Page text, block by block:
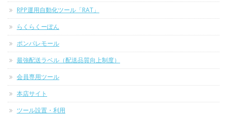
RPP運用自動化ツール「RAT」
らくらくーぽん
ポンパレモール
最強配送ラベル（配送品質向上制度）
会員専用ツール
本店サイト
ツール設置・利用